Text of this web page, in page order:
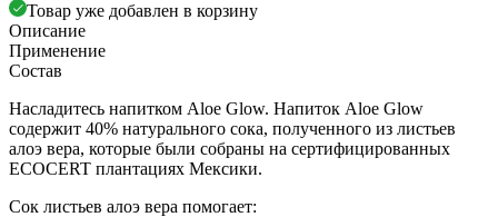
Товар уже добавлен в корзину
Описание
Применение
Состав
Насладитесь напитком Aloe Glow. Напиток Aloe Glow
содержит 40% натурального сока, полученного из листьев
алоэ вера, которые были собраны на сертифицированных
ECOCERT плантациях Мексики.
Сок листьев алоэ вера помогает: